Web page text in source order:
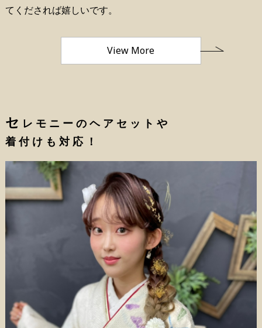
てくだされば嬉しいです。
View More
セ レモニーのヘアセットや
着付けも対応！